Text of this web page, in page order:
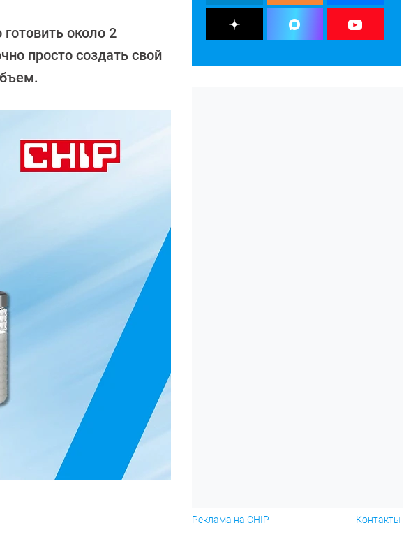
около 2
просто создать свой
Реклама на CHIP Контакты